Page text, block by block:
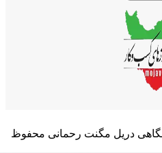
دریل مگنت رحمانی محفوظ